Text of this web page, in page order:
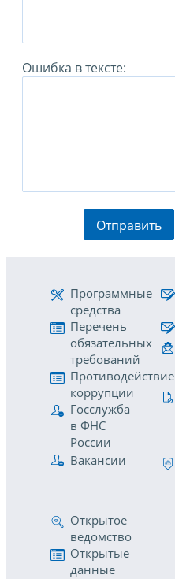
Ошибка в тексте:
Отправить
Программные
средства
Перечень
обязательных
требований
Противодействие
коррупции
Госслужба
в ФНС
России
Вакансии
Открытое
ведомство
Открытые
данные